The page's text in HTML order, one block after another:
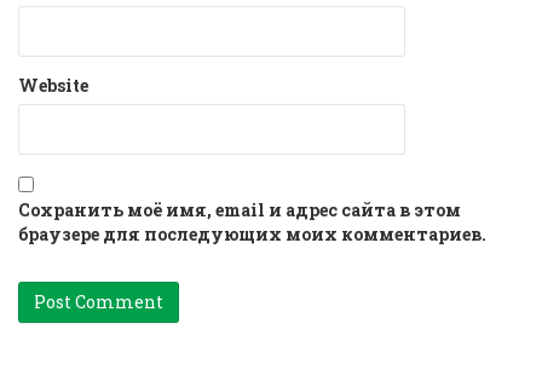
Website
Сохранить моё имя, email и адрес сайта в этом
браузере для последующих моих комментариев.